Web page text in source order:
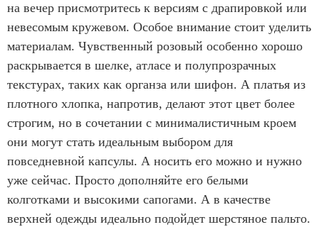
на вечер присмотритесь к версиям с драпировкой или
невесомым кружевом. Особое внимание стоит уделить
материалам. Чувственный розовый особенно хорошо
раскрывается в шелке, атласе и полупрозрачных
текстурах, таких как органза или шифон. А платья из
плотного хлопка, напротив, делают этот цвет более
строгим, но в сочетании с минималистичным кроем
они могут стать идеальным выбором для
повседневной капсулы. А носить его можно и нужно
уже сейчас. Просто дополняйте его белыми
колготками и высокими сапогами. А в качестве
верхней одежды идеально подойдет шерстяное пальто.